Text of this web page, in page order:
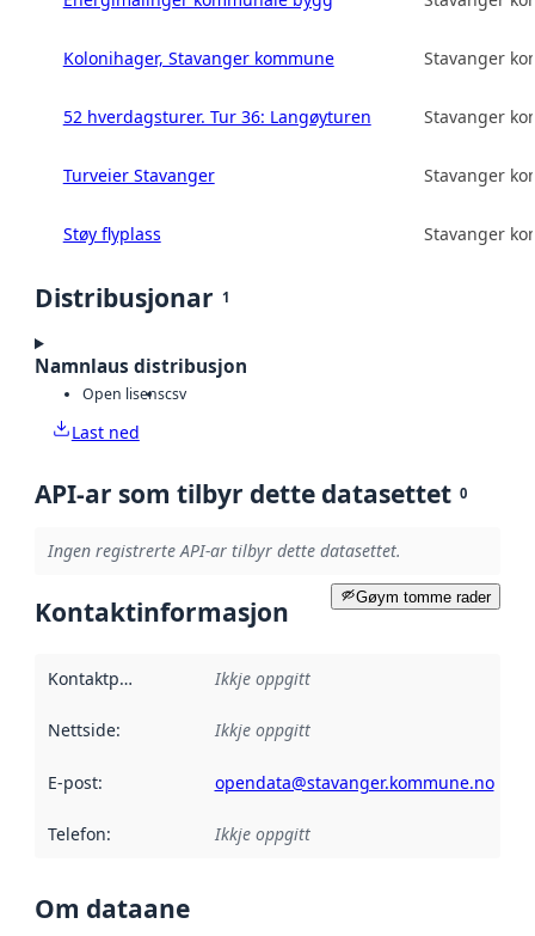
Kolonihager, Stavanger kommune Stavanger
52 hverdagsturer. Tur 36: Langøyturen Stavanger
Turveier Stavanger Stavanger
Støy flyplass Stavanger
Distribusjonar 1
Namnlaus distribusjon
Open lisenscsv
Last ned
API-ar som tilbyr dette datasettet 0
Ingen registrerte API-ar tilbyr dette datasettet.
Gøym tomme rader
Kontaktinformasjon
Kontaktpunkt Ikkje oppgitt
Nettside: Ikkje oppgitt
E-post: opendata@stavanger.kommune.no
Telefon: Ikkje oppgitt
Om dataane